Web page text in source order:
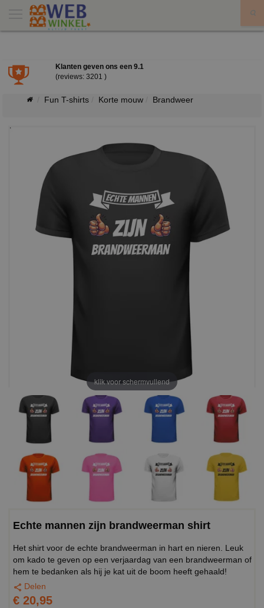
Klanten geven ons een 9.1
(reviews: 3201 )
Fun T-shirts Korte mouw Brandweer
klik voor schermvullend
Echte mannen zijn brandweerman shirt
Het shirt voor de echte brandweerman in hart en nieren. Leuk
om kado te geven op een verjaardag van een brandweerman of
hem te bedanken als hij je kat uit de boom heeft gehaald!
Delen
€ 20,95